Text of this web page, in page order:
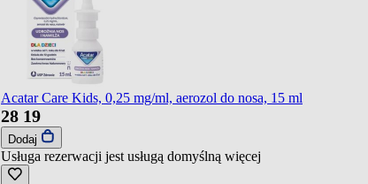
Acatar Care Kids, 0,25 mg/ml, aerozol do nosa, 15 ml
28 19
Dodaj
Usługa rezerwacji jest usługą domyślną więcej